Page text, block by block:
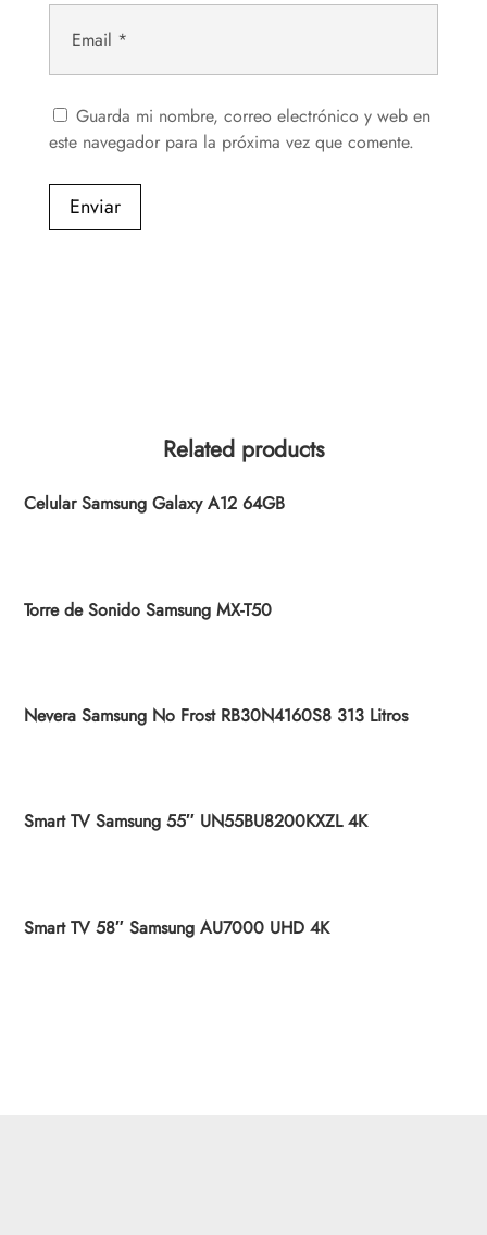
Guarda mi nombre, correo electrónico y web en
este navegador para la próxima vez que comente.
Enviar
Related products
Celular Samsung Galaxy A12 64GB
Torre de Sonido Samsung MX-T50
Nevera Samsung No Frost RB30N4160S8 313 Litros
Smart TV Samsung 55″ UN55BU8200KXZL 4K
Smart TV 58″ Samsung AU7000 UHD 4K